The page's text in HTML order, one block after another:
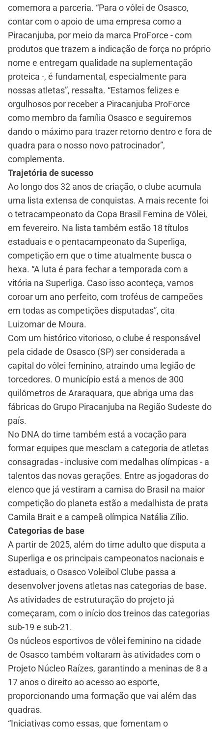
comemora a parceria. “Para o vôlei de Osasco,
contar com o apoio de uma empresa como a
Piracanjuba, por meio da marca ProForce - com
produtos que trazem a indicação de força no próprio
nome e entregam qualidade na suplementação
proteica -, é fundamental, especialmente para
nossas atletas”, ressalta. “Estamos felizes e
orgulhosos por receber a Piracanjuba ProForce
como membro da família Osasco e seguiremos
dando o máximo para trazer retorno dentro e fora de
quadra para o nosso novo patrocinador”,
complementa.
Trajetória de sucesso
Ao longo dos 32 anos de criação, o clube acumula
uma lista extensa de conquistas. A mais recente foi
o tetracampeonato da Copa Brasil Femina de Vôlei,
em fevereiro. Na lista também estão 18 títulos
estaduais e o pentacampeonato da Superliga,
competição em que o time atualmente busca o
hexa. “A luta é para fechar a temporada com a
vitória na Superliga. Caso isso aconteça, vamos
coroar um ano perfeito, com troféus de campeões
em todas as competições disputadas”, cita
Luizomar de Moura.
Com um histórico vitorioso, o clube é responsável
pela cidade de Osasco (SP) ser considerada a
capital do vôlei feminino, atraindo uma legião de
torcedores. O município está a menos de 300
quilômetros de Araraquara, que abriga uma das
fábricas do Grupo Piracanjuba na Região Sudeste do
país.
No DNA do time também está a vocação para
formar equipes que mesclam a categoria de atletas
consagradas - inclusive com medalhas olímpicas - a
talentos das novas gerações. Entre as jogadoras do
elenco que já vestiram a camisa do Brasil na maior
competição do planeta estão a medalhista de prata
Camila Brait e a campeã olímpica Natália Zílio.
Categorias de base
A partir de 2025, além do time adulto que disputa a
Superliga e os principais campeonatos nacionais e
estaduais, o Osasco Voleibol Clube passa a
desenvolver jovens atletas nas categorias de base.
As atividades de estruturação do projeto já
começaram, com o início dos treinos das categorias
sub-19 e sub-21.
Os núcleos esportivos de vôlei feminino na cidade
de Osasco também voltaram às atividades com o
Projeto Núcleo Raízes, garantindo a meninas de 8 a
17 anos o direito ao acesso ao esporte,
proporcionando uma formação que vai além das
quadras.
“Iniciativas como essas, que fomentam o